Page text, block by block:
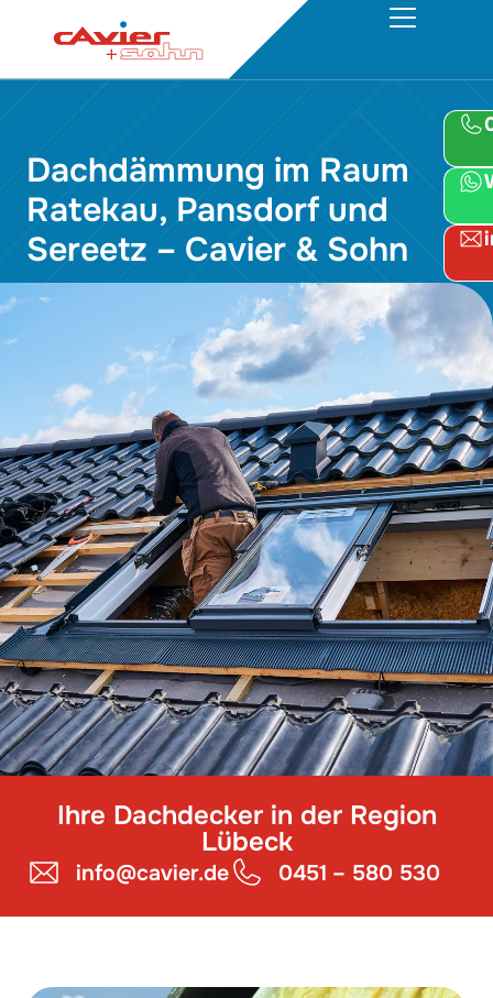
Dachdämmung im Raum
Ratekau, Pansdorf und
Sereetz – Cavier & Sohn
Ihre Dachdecker in der Region
Lübeck
info@cavier.de 0451 – 580 530